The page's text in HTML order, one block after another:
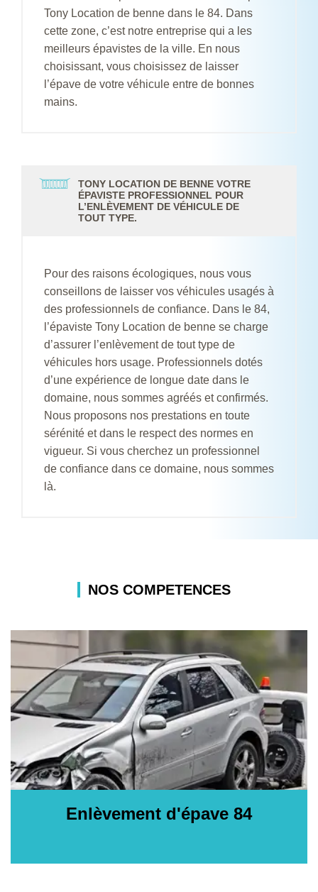
Tony Location de benne dans le 84. Dans
cette zone, c’est notre entreprise qui a les
meilleurs épavistes de la ville. En nous
choisissant, vous choisissez de laisser
l’épave de votre véhicule entre de bonnes
mains.
TONY LOCATION DE BENNE VOTRE
ÉPAVISTE PROFESSIONNEL POUR
L’ENLÈVEMENT DE VÉHICULE DE
TOUT TYPE.
Pour des raisons écologiques, nous vous
conseillons de laisser vos véhicules usagés à
des professionnels de confiance. Dans le 84,
l’épaviste Tony Location de benne se charge
d’assurer l’enlèvement de tout type de
véhicules hors usage. Professionnels dotés
d’une expérience de longue date dans le
domaine, nous sommes agréés et confirmés.
Nous proposons nos prestations en toute
sérénité et dans le respect des normes en
vigueur. Si vous cherchez un professionnel
de confiance dans ce domaine, nous sommes
là.
NOS COMPETENCES
Enlèvement d'épave 84